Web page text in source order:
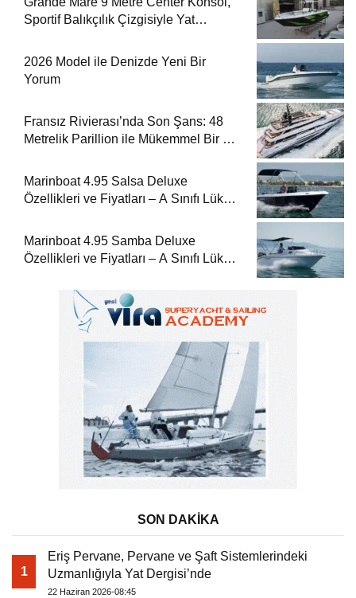
Sportif Balıkçılık Çizgisiyle Yat
2026 Model ile Denizde Yeni Bir
Yorum
Fransız Rivierası’nda Son Şans: 48
Metrelik Parillion ile Mükemmel Bir Yat
Marinboat 4.95 Salsa Deluxe
Özellikleri ve Fiyatları – A Sınıfı Lüks
Marinboat 4.95 Samba Deluxe
Özellikleri ve Fiyatları – A Sınıfı Lüks
SON DAKİKA
1
Eriş Pervane, Pervane ve Şaft Sistemlerindeki
Uzmanlığıyla Yat Dergisi’nde
22 Haziran 2026-08:45